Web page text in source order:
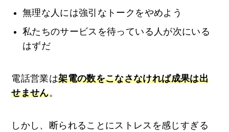
無理な人には強引なトークをやめよう
私たちのサービスを待っている人が次にいる
はずだ
電話営業は架電の数をこなさなければ成果は出
せません。
しかし、断られることにストレスを感じすぎる